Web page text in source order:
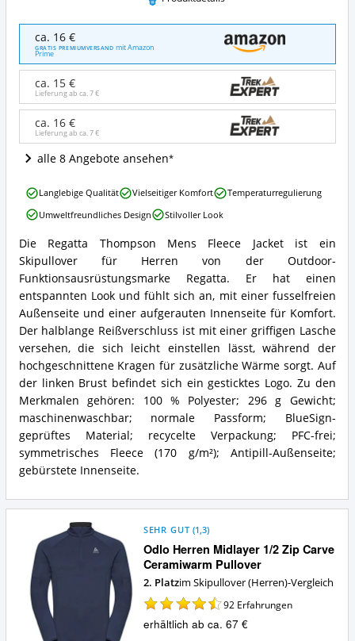
Regatta
Thompson
Herren
Fleece
Jacke
Angebote:
dieser
Skipullover
erhältlich?
ca. 16 €
GRATIS PREMIUMVERSAND mit Amazon
Prime
ca. 15 €
Lieferung ab ca.7 €
ca. 16 €
Lieferung ab ca.7 €
alle 8 Angebote ansehen
Regatta
Thompson
Herren
Fleece
Jacke
Zusammenfassung:
Was
bietet
dieser
Skipullover
(Herren)?
Die Regatta Thompson Mens Fleece Jacket ist ein
Skipullover für Herren von der Outdoor-
Funktionsausrüstungsmarke Regatta. Er hat einen
entspannten Look und fühlt sich an, mit einer fusselfreien
Außenseite und einer aufgerauten Innenseite für Komfort.
Der halblange Reißverschluss ist mit einer griffigen Lasche
versehen, die sich leicht einstellen lässt, während der
hochgeschnittene Kragen für zusätzliche Wärme sorgt. Auf
der linken Brust befindet sich ein gesticktes Logo. Zu den
Merkmalen gehören: 100 % Polyester; 296 g Gewicht;
maschinenwaschbar; normale Passform; BlueSign-
geprüftes Material; recycelte Verpackung; PFC-frei;
symmetrisches Fleece (170 g/m²); Antipill-Außenseite;
gebürstete Innenseite.
Regatta
Thompson
Herren
Jacke
Vorteile:
Was
spricht
für
diesen
Skipullover
(Herren)?
Langlebige Qualität Vielseitiger Komfort
Temperaturregulierung
Umweltfreundliches Design
Stilvoller Look
Odlo Herren Midlayer 1/2 Zip Carve
Ceramiwarm Pullover
SEHR GUT (1,3)
2. Platzim Skipullover (Herren)-Vergleich
92 Erfahrungen
erhältlich ab ca. 67 €